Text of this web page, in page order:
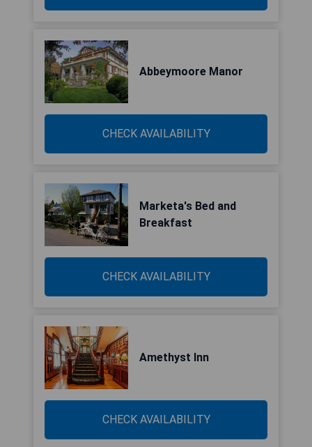
Abbeymoore Manor
CHECK AVAILABILITY
Marketa's Bed and
Breakfast
CHECK AVAILABILITY
Amethyst Inn
CHECK AVAILABILITY